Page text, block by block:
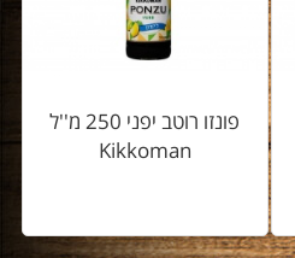
פונזו רוטב יפני 250 מ''ל
Kikkoman